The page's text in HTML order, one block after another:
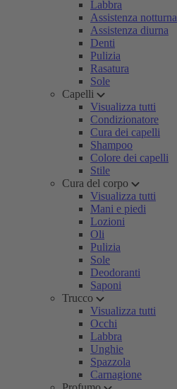
Labbra
Assistenza notturna
Assistenza diurna
Denti
Pulizia
Rasatura
Sole
Capelli
Visualizza tutti
Condizionatore
Cura dei capelli
Shampoo
Colore dei capelli
Stile
Cura del corpo
Visualizza tutti
Mani e piedi
Lozioni
Oli
Pulizia
Sole
Deodoranti
Saponi
Trucco
Visualizza tutti
Occhi
Labbra
Unghie
Spazzola
Carnagione